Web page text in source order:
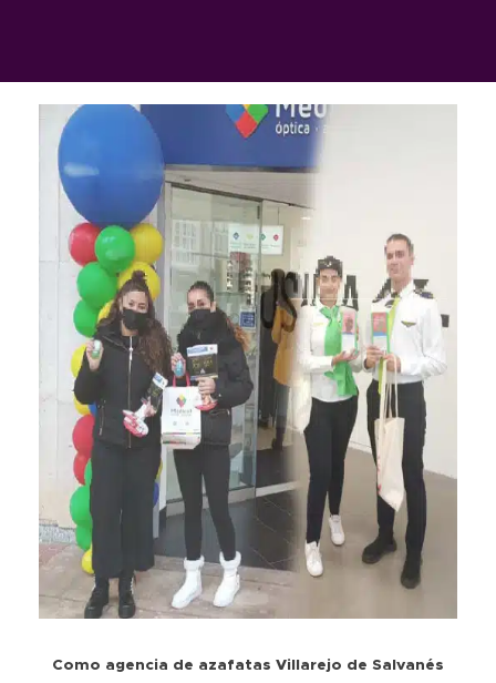
Como agencia de azafatas Villarejo de Salvanés